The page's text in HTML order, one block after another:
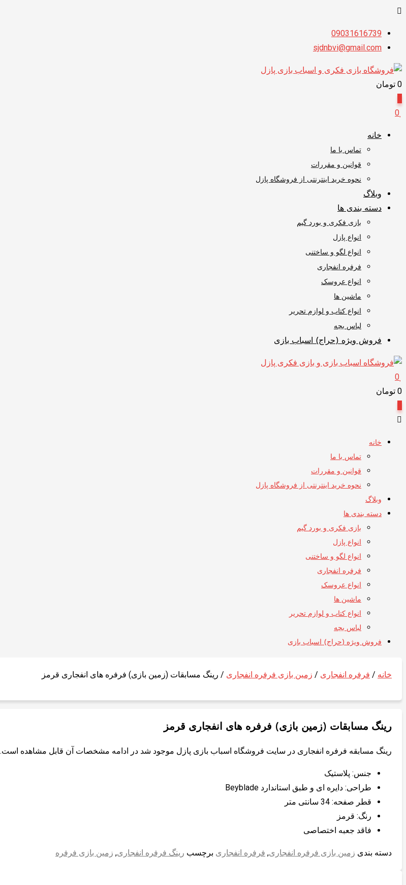
پرش
محتوا
09031616739
sjdnbvi@gmail.com
0 تومان
0
خانه
تماس با ما
قوانین و مقررات
نحوه خرید اینترنتی از فروشگاه پازل
وبلاگ
دسته بندی ها
بازی فکری و بورد گیم
انواع پازل
انواع لگو و ساختنی
فرفره انفجاری
انواع عروسک
ماشین ها
انواع کتاب و لوازم تحریر
لباس بچه
فروش ویژه (حراج) اسباب بازی
0
0 تومان
خانه
تماس با ما
قوانین و مقررات
نحوه خرید اینترنتی از فروشگاه پازل
وبلاگ
دسته بندی ها
بازی فکری و بورد گیم
انواع پازل
انواع لگو و ساختنی
فرفره انفجاری
انواع عروسک
ماشین ها
انواع کتاب و لوازم تحریر
لباس بچه
فروش ویژه (حراج) اسباب بازی
خانه / فرفره انفجاری / زمین بازی فرفره انفجاری / رینگ مسابقات (زمین بازی) فرفره های انفجاری قرمز
رینگ مسابقات (زمین بازی) فرفره های انفجاری قرمز
رینگ مسابقه فرفره انفجاری در سایت فروشگاه اسباب بازی پازل موجود شد در ادامه مشخصات آن قابل مشاهده است.
جنس: پلاستیک
طراحی: دایره ای و طبق استاندارد Beyblade
قطر صفحه: 34 سانتی متر
رنگ: قرمز
فاقد جعبه اختصاصی
دسته بندی زمین بازی فرفره انفجاری, فرفره انفجاری برچسب رینگ فرفره انفجاری, زمین بازی فرفره